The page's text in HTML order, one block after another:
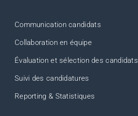
Communication candidats
Collaboration en équipe
Évaluation et sélection des candidats
Suivi des candidatures
Reporting & Statistiques